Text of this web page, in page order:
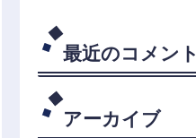
最近のコメント
アーカイブ